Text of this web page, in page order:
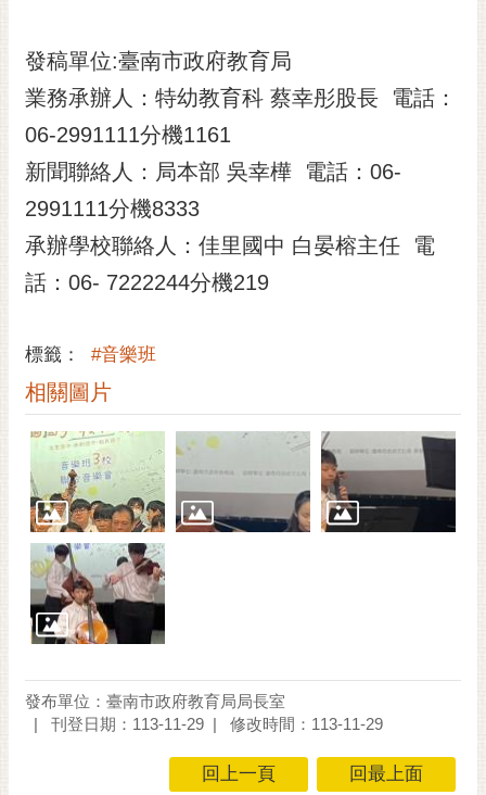
資
料
放
宣
市
府
交
置
發稿單位:臺南市政府教育局
業務承辦人：特幼教育科 蔡幸彤股長 電話：
06-2991111分機1161
新聞聯絡人：局本部 吳幸樺 電話：06-
2991111分機8333
承辦學校聯絡人：佳里國中 白晏榕主任 電
話：06- 7222244分機219
標籤： #音樂班
相關圖片
發布單位：臺南市政府教育局局長室
刊登日期：113-11-29
修改時間：113-11-29
回上一頁 回最上面